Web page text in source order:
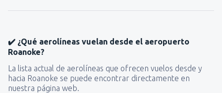
✔️ ¿Qué aerolíneas vuelan desde el aeropuerto
Roanoke?
La lista actual de aerolíneas que ofrecen vuelos desde y
hacia Roanoke se puede encontrar directamente en
nuestra página web.